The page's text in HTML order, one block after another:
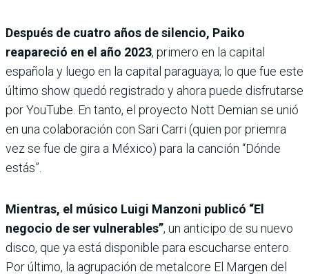
Después de cuatro años de silencio, Paiko
reapareció en el año 2023, primero en la capital
española y luego en la capital paraguaya; lo que fue este
último show quedó registrado y ahora puede disfrutarse
por YouTube. En tanto, el proyecto Nott Demian se unió
en una colaboración con Sari Carri (quien por priemra
vez se fue de gira a México) para la canción “Dónde
estás”.
Mientras, el músico Luigi Manzoni publicó “El
negocio de ser vulnerables”, un anticipo de su nuevo
disco, que ya está disponible para escucharse entero.
Por último, la agrupación de metalcore El Margen del